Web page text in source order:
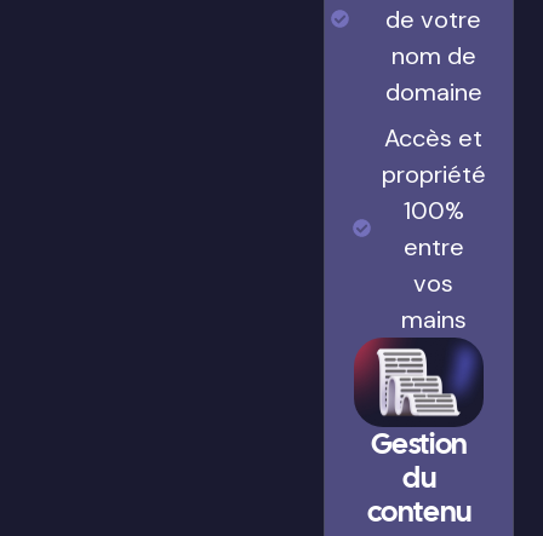
de votre
nom de
domaine
Accès et
propriété
100%
entre
vos
mains
Gestion
du
contenu